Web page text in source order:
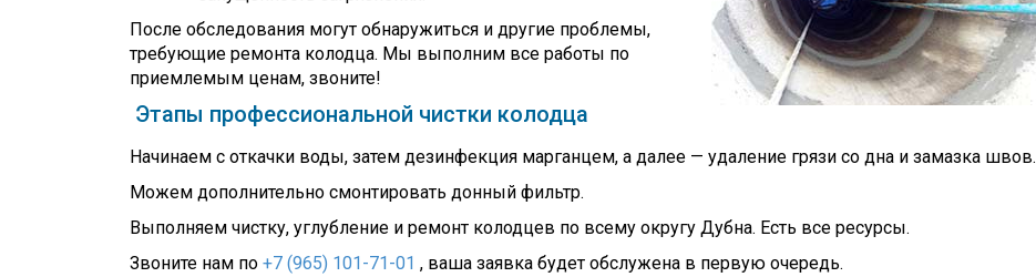
После обследования могут обнаружиться и другие проблемы,
требующие ремонта колодца. Мы выполним все работы по
приемлемым ценам, звоните!
Этапы профессиональной чистки колодца
Начинаем с откачки воды, затем дезинфекция марганцем, а далее — удаление грязи со дна и замазка швов.
Можем дополнительно смонтировать донный фильтр.
Выполняем чистку, углубление и ремонт колодцев по всему округу Дубна. Есть все ресурсы.
Звоните нам по +7 (965) 101-71-01 , ваша заявка будет обслужена в первую очередь.